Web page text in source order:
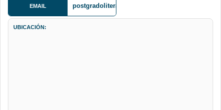
EMAIL postgradoliteraturaumsa@gmail.com
UBICACIÓN: